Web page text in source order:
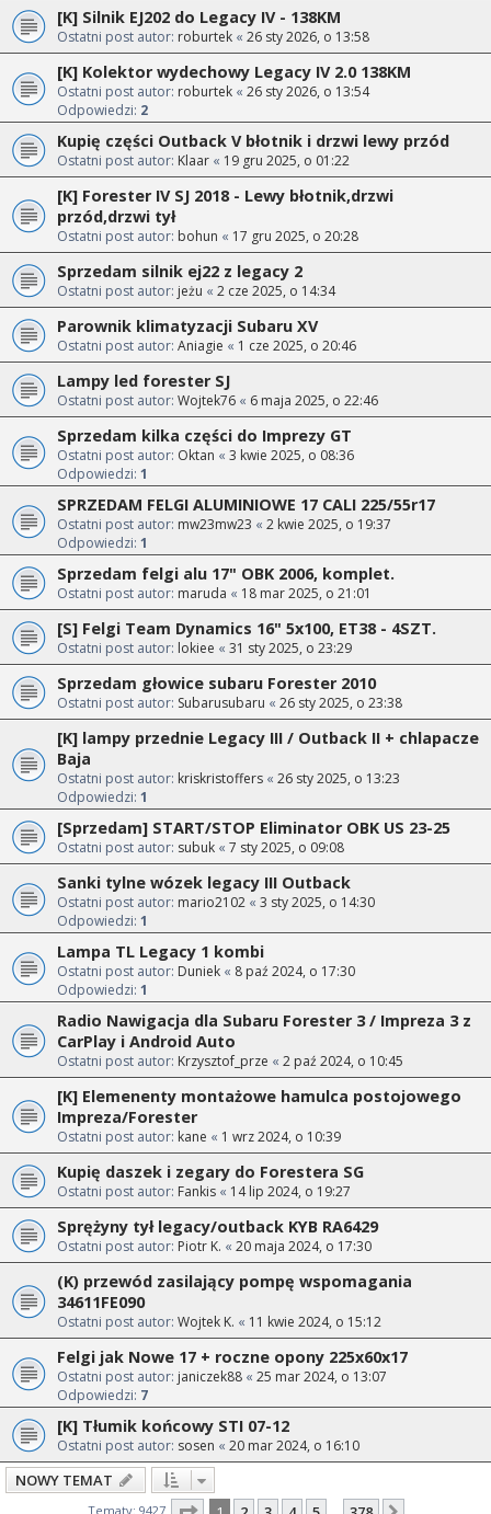
[K] Silnik EJ202 do Legacy IV - 138KM
Ostatni post autor: roburtek « 26 sty 2026, o 13:58
[K] Kolektor wydechowy Legacy IV 2.0 138KM
Ostatni post autor: roburtek « 26 sty 2026, o 13:54
Odpowiedzi: 2
Kupię części Outback V błotnik i drzwi lewy przód
Ostatni post autor: Klaar « 19 gru 2025, o 01:22
[K] Forester IV SJ 2018 - Lewy błotnik,drzwi
przód,drzwi tył
Ostatni post autor: bohun « 17 gru 2025, o 20:28
Sprzedam silnik ej22 z legacy 2
Ostatni post autor: jeżu « 2 cze 2025, o 14:34
Parownik klimatyzacji Subaru XV
Ostatni post autor: Aniagie « 1 cze 2025, o 20:46
Lampy led forester SJ
Ostatni post autor: Wojtek76 « 6 maja 2025, o 22:46
Sprzedam kilka części do Imprezy GT
Ostatni post autor: Oktan « 3 kwie 2025, o 08:36
Odpowiedzi: 1
SPRZEDAM FELGI ALUMINIOWE 17 CALI 225/55r17
Ostatni post autor: mw23mw23 « 2 kwie 2025, o 19:37
Odpowiedzi: 1
Sprzedam felgi alu 17" OBK 2006, komplet.
Ostatni post autor: maruda « 18 mar 2025, o 21:01
[S] Felgi Team Dynamics 16" 5x100, ET38 - 4SZT.
Ostatni post autor: lokiee « 31 sty 2025, o 23:29
Sprzedam głowice subaru Forester 2010
Ostatni post autor: Subarusubaru « 26 sty 2025, o 23:38
[K] lampy przednie Legacy III / Outback II + chlapacze
Baja
Ostatni post autor: kriskristoffers « 26 sty 2025, o 13:23
Odpowiedzi: 1
[Sprzedam] START/STOP Eliminator OBK US 23-25
Ostatni post autor: subuk « 7 sty 2025, o 09:08
Sanki tylne wózek legacy III Outback
Ostatni post autor: mario2102 « 3 sty 2025, o 14:30
Odpowiedzi: 1
Lampa TL Legacy 1 kombi
Ostatni post autor: Duniek « 8 paź 2024, o 17:30
Odpowiedzi: 1
Radio Nawigacja dla Subaru Forester 3 / Impreza 3 z
CarPlay i Android Auto
Ostatni post autor: Krzysztof_prze « 2 paź 2024, o 10:45
[K] Elemenenty montażowe hamulca postojowego
Impreza/Forester
Ostatni post autor: kane « 1 wrz 2024, o 10:39
Kupię daszek i zegary do Forestera SG
Ostatni post autor: Fankis « 14 lip 2024, o 19:27
Sprężyny tył legacy/outback KYB RA6429
Ostatni post autor: Piotr K. « 20 maja 2024, o 17:30
(K) przewód zasilający pompę wspomagania
34611FE090
Ostatni post autor: Wojtek K. « 11 kwie 2024, o 15:12
Felgi jak Nowe 17 + roczne opony 225x60x17
Ostatni post autor: janiczek88 « 25 mar 2024, o 13:07
Odpowiedzi: 7
[K] Tłumik końcowy STI 07-12
Ostatni post autor: sosen « 20 mar 2024, o 16:10
NOWY TEMAT
Tematy: 9427